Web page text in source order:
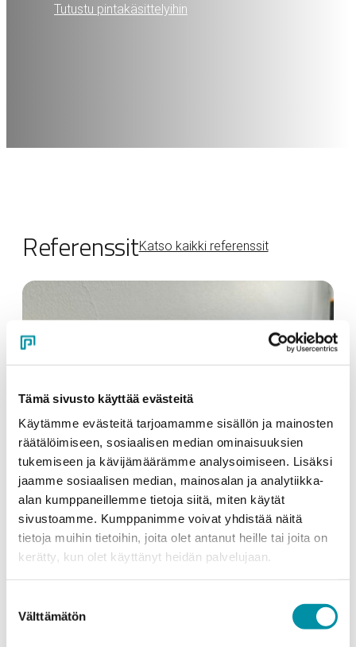
Tämä sivusto käyttää evästeitä
Käytämme evästeitä tarjoamamme sisällön ja mainosten
räätälöimiseen, sosiaalisen median ominaisuuksien
tukemiseen ja kävijämäärämme analysoimiseen. Lisäksi
jaamme sosiaalisen median, mainosalan ja analytiikka-
alan kumppaneillemme tietoja siitä, miten käytät
sivustoamme. Kumppanimme voivat yhdistää näitä
tietoja muihin tietoihin, joita olet antanut heille tai joita on
kerätty, kun olet käyttänyt heidän palvelujaan.
valinta
Välttämätön
Tutustu pintakäsittelyihin
ReferenssitKatso kaikki referenssit
Sähkötekniset tuotteet Räätälöidyt profiilit
AluDo‑johtokanava tuo
joustavuutta ja siisteyttä
autotalliin